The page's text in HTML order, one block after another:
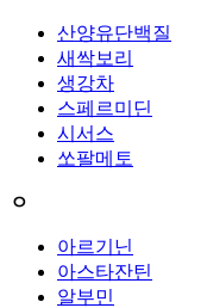
산양유단백질
새싹보리
생강차
스페르미딘
시서스
쏘팔메토
ㅇ
아르기닌
아스타잔틴
알부민